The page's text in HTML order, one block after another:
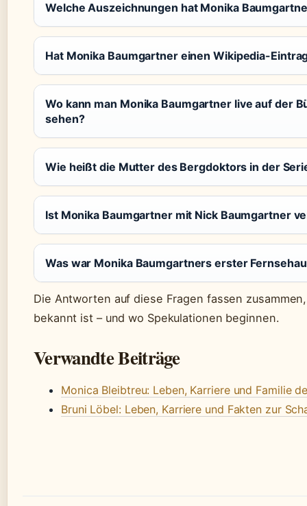
Welche Auszeichnungen hat Monika
Hat Monika Baumgartner einen Wikipedia-
Wo kann man Monika Baumgartner live auf der
sehen?
Wie heißt die Mutter des Bergdoktors in der
Ist Monika Baumgartner mit Nick Baumgartner
Was war Monika Baumgartners erster
Die Antworten auf diese Fragen fassen
bekannt ist – und wo Spekulationen beginnen.
Verwandte Beiträge
Monica Bleibtreu: Leben, Karriere und Familie
Bruni Löbel: Leben, Karriere und Fakten zur